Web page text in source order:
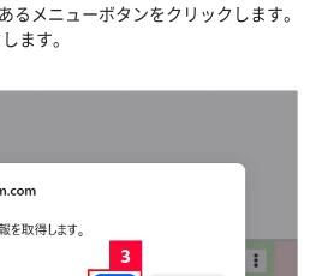
るメニューボタンをクリックします。
ます。